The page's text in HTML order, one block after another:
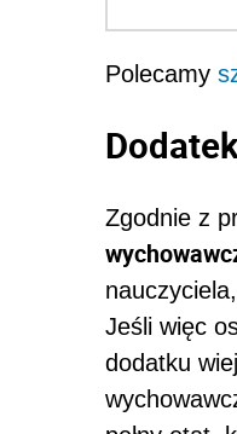
Polecamy
Zgodnie z
Jeśli więc
dodatku